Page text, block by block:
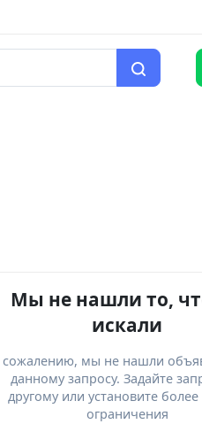
Мы не нашли то,
искали
сожалению, мы не нашли
данному запросу. Задайте
другому или установите
ограничения